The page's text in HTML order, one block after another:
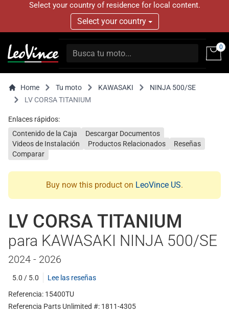
Select your country of residence for local content.
Select your country
0
Home Tu moto KAWASAKI
NINJA 500/SE
LV CORSA TITANIUM
Enlaces rápidos:
Contenido de la Caja
Descargar Documentos
Videos de Instalación
Productos Relacionados
Reseñas
Comparar
Buy now this product on LeoVince US.
LV CORSA TITANIUM
para KAWASAKI NINJA 500/SE
2024 - 2026
5.0 / 5.0
Lee las reseñas
Referencia: 15400TU
Referencia Parts Unlimited #: 1811-4305